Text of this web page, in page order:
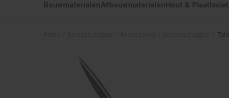
BouwmaterialenAfbouwmaterialenHout & Plaat